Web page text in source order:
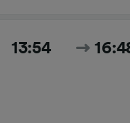
13:54